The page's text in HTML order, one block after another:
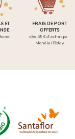
ET
FRAIS DE PORT
OFFERTS
dès 55 € d'achat par
Mondial Relay